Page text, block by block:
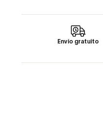
Envío gratuito